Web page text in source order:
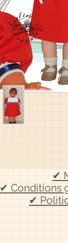
✔
✔ Conditions
✔